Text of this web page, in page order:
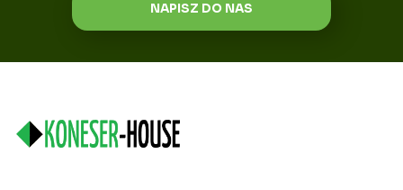
NAPISZ DO NAS